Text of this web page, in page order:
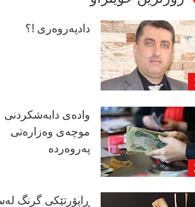
دادپەروەری !؟
وادەی دابەشكردنی
موچەی وەزارەتی
پەروەردە
ڕاپۆرتێكی گرنگ